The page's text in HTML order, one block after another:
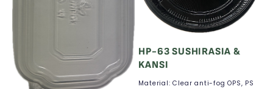
HP-63 SUSHIRASIA &
KANSI
Material: Clear anti-fog OPS, PS